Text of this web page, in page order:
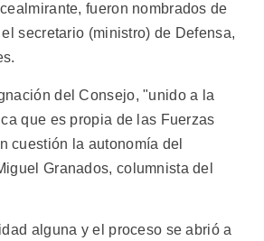
fueron nombrados de
secretario (ministro) de Defensa,
del Consejo, "unido a la
que es propia de las Fuerzas
cuestión la autonomía del
Granados, columnista del
alguna y el proceso se abrió a